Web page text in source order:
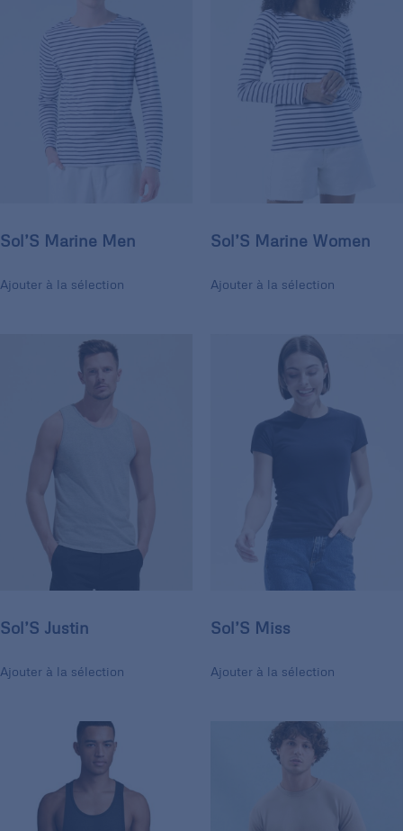
Sol’S Marine Men
Ajouter à la sélection
Sol’S Marine Women
Ajouter à la sélection
Sol’S Justin
Ajouter à la sélection
Sol’S Miss
Ajouter à la sélection